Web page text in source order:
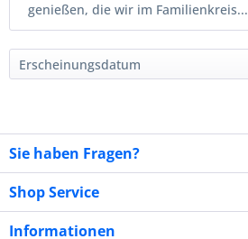
genießen, die wir im Familienkreis...
Sie haben Fragen?
Shop Service
Informationen